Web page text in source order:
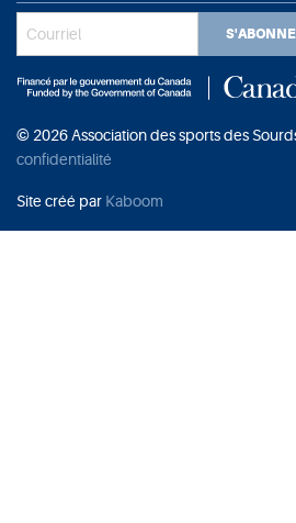
© 2026 Association des sports des
confidentialité
Site créé par Kaboom